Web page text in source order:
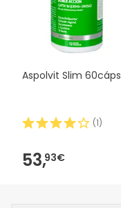
Aspolvit Slim 60cáps
(1)
53,93€